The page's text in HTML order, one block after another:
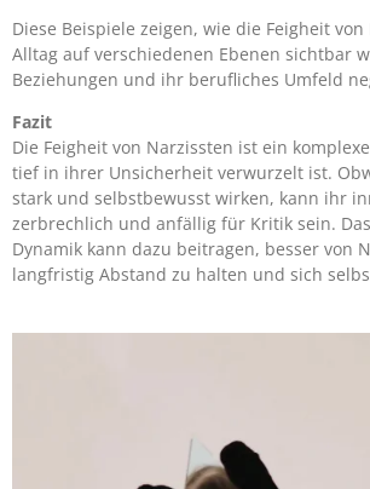
Diese Beispiele zeigen, wie die Feigheit
Alltag auf verschiedenen Ebenen sichtbar
Beziehungen und ihr berufliches Umfeld
Fazit
Die Feigheit von Narzissten ist ein
tief in ihrer Unsicherheit verwurzelt ist.
stark und selbstbewusst wirken, kann ihr
zerbrechlich und anfällig für Kritik sein.
Dynamik kann dazu beitragen, besser von
langfristig Abstand zu halten und sich